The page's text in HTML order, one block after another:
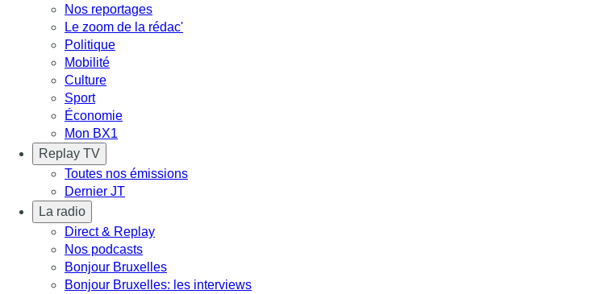
Nos reportages
Le zoom de la rédac'
Politique
Mobilité
Culture
Sport
Économie
Mon BX1
Replay TV
Toutes nos émissions
Dernier JT
La radio
Direct & Replay
Nos podcasts
Bonjour Bruxelles
Bonjour Bruxelles: les interviews